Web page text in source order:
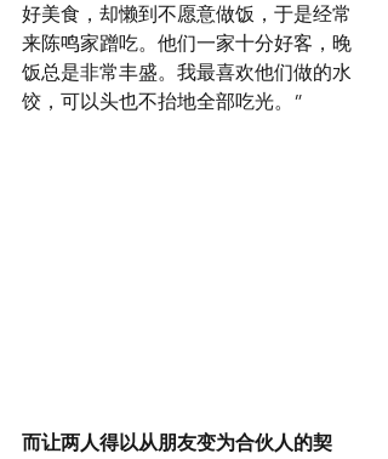
好美食，却懒到不愿意做饭，于是经常
来陈鸣家蹭吃。他们一家十分好客，晚
饭总是非常丰盛。我最喜欢他们做的水
饺，可以头也不抬地全部吃光。”
而让两人得以从朋友变为合伙人的契